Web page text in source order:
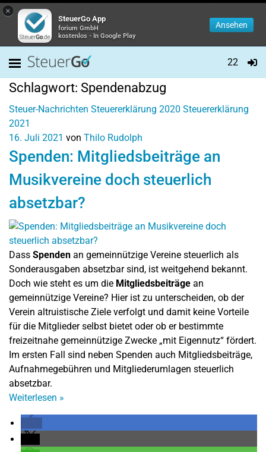
×
SteuerGo App
forium GmbH
kostenlos - In Google Play
Ansehen
22
Schlagwort: Spendenabzug
Steuer-Nachrichten Steuererklärung 2020 Steuererklärung
2021
16. Juli 2021 von Thilo Rudolph
Spenden: Mitgliedsbeiträge an
Musikvereine doch steuerlich
absetzbar?
Dass Spenden an gemeinnützige Vereine steuerlich als
Sonderausgaben absetzbar sind, ist weitgehend bekannt.
Doch wie steht es um die Mitgliedsbeiträge an
gemeinnützige Vereine? Hier ist zu unterscheiden, ob der
Verein altruistische Ziele verfolgt und damit keine Vorteile
für die Mitglieder selbst bietet oder ob er bestimmte
freizeitnahe gemeinnützige Zwecke „mit Eigennutz“ fördert.
Im ersten Fall sind neben Spenden auch Mitgliedsbeiträge,
Aufnahmegebühren und Mitgliederumlagen steuerlich
absetzbar.
Weiterlesen »